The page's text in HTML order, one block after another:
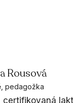
Rousová
pedagožka
certifikovaná